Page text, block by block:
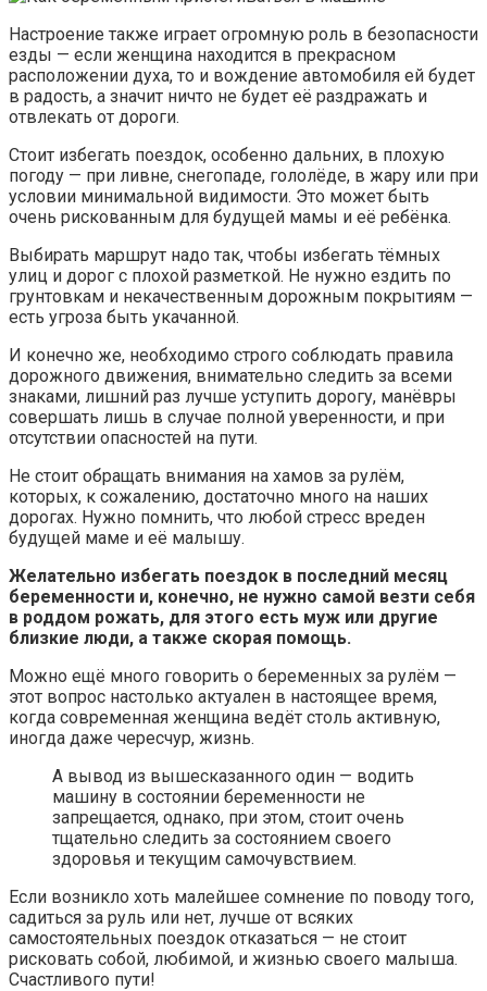
Настроение также играет огромную роль в безопасности
езды — если женщина находится в прекрасном
расположении духа, то и вождение автомобиля ей будет
в радость, а значит ничто не будет её раздражать и
отвлекать от дороги.
Стоит избегать поездок, особенно дальних, в плохую
погоду — при ливне, снегопаде, гололёде, в жару или при
условии минимальной видимости. Это может быть
очень рискованным для будущей мамы и её ребёнка.
Выбирать маршрут надо так, чтобы избегать тёмных
улиц и дорог с плохой разметкой. Не нужно ездить по
грунтовкам и некачественным дорожным покрытиям —
есть угроза быть укачанной.
И конечно же, необходимо строго соблюдать правила
дорожного движения, внимательно следить за всеми
знаками, лишний раз лучше уступить дорогу, манёвры
совершать лишь в случае полной уверенности, и при
отсутствии опасностей на пути.
Не стоит обращать внимания на хамов за рулём,
которых, к сожалению, достаточно много на наших
дорогах. Нужно помнить, что любой стресс вреден
будущей маме и её малышу.
Желательно избегать поездок в последний месяц
беременности и, конечно, не нужно самой везти себя
в роддом рожать, для этого есть муж или другие
близкие люди, а также скорая помощь.
Можно ещё много говорить о беременных за рулём —
этот вопрос настолько актуален в настоящее время,
когда современная женщина ведёт столь активную,
иногда даже чересчур, жизнь.
А вывод из вышесказанного один — водить
машину в состоянии беременности не
запрещается, однако, при этом, стоит очень
тщательно следить за состоянием своего
здоровья и текущим самочувствием.
Если возникло хоть малейшее сомнение по поводу того,
садиться за руль или нет, лучше от всяких
самостоятельных поездок отказаться — не стоит
рисковать собой, любимой, и жизнью своего малыша.
Счастливого пути!